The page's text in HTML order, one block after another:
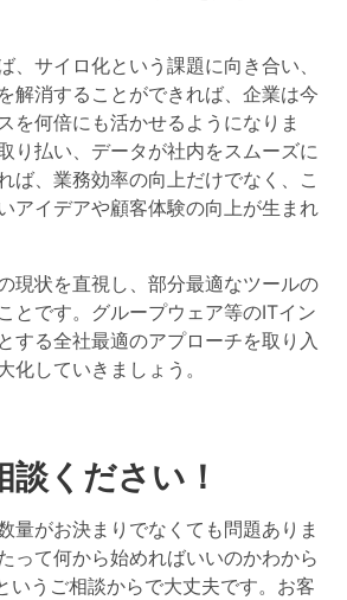
、サイロ化という課題に向き合い、
解消することができれば、企業は今
を何倍にも活かせるようになりま
り払い、データが社内をスムーズに
ば、業務効率の向上だけでなく、こ
アイデアや顧客体験の向上が生まれ
現状を直視し、部分最適なツールの
とです。グループウェア等のITイン
する全社最適のアプローチを取り入
化していきましょう。
談ください！
量がお決まりでなくても問題ありま
って何から始めればいいのかわから
いうご相談からで大丈夫です。お客